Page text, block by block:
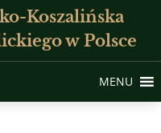
Koszalińska
w Polsce
MENU